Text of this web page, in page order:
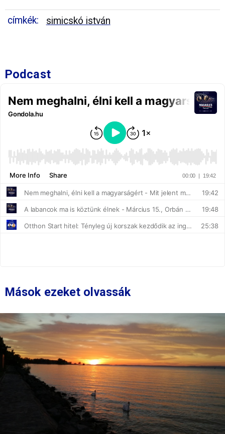
címkék: simicskó istván
Podcast
Mások ezeket olvassák